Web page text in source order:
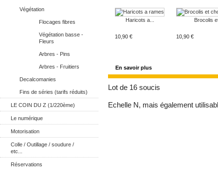
Végétation
Flocages fibres
Végétation basse -
Fleurs
Arbres - Pins
Arbres - Fruitiers
Decalcomanies
Fins de séries (tarifs réduits)
LE COIN DU Z (1/220ème)
Le numérique
Motorisation
Colle / Outillage / soudure /
etc...
Réservations
Haricots a...
10,90 €
Brocolis
10,90 €
En savoir plus
Lot de 16 soucis
Echelle N, mais également